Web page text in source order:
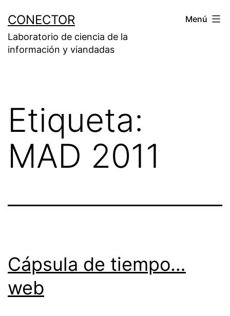
contenido
CONECTOR
Laboratorio de ciencia de la
información y viandadas
Menú
Etiqueta:
MAD 2011
Cápsula de tiempo…
web